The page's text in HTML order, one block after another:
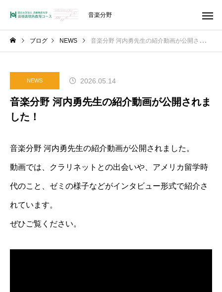
音楽分野
ブログ NEWS 音楽分野 河内勇先生の紹介動画が公開されました！
NEWS 2026.05.14
音楽分野 河内勇先生の紹介動画が公開されま
した！
音楽分野 河内勇先生の紹介動画が公開されました。
動画では、クラリネットとの出会いや、アメリカ留学時
代のこと、ゼミの様子などがインタビュー形式で紹介さ
れています。
ぜひご覧ください。